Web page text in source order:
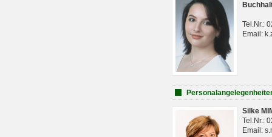
Tel.Nr.:
Email:
Silke
Tel.Nr.:
Email: